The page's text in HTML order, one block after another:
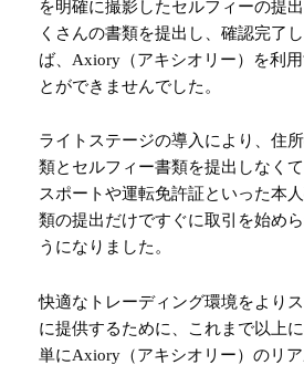
を明確に撮影したセルフィーの提
くさんの書類を提出し、確認完了
ば、Axiory（アキシオリー）を利用
とができませんでした。
ライトステージの導入により、住
類とセルフィー書類を提出しなく
スポートや運転免許証といった本
類の提出だけですぐに取引を始め
うになりました。
快適なトレーディング環境をより
に提供するために、これまで以上
単にAxiory（アキシオリー）のリ